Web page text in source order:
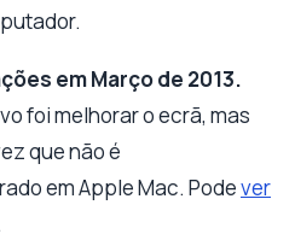
em Março de 2013.
foi melhorar o ecrã, mas
que não é
em Apple Mac. Podever